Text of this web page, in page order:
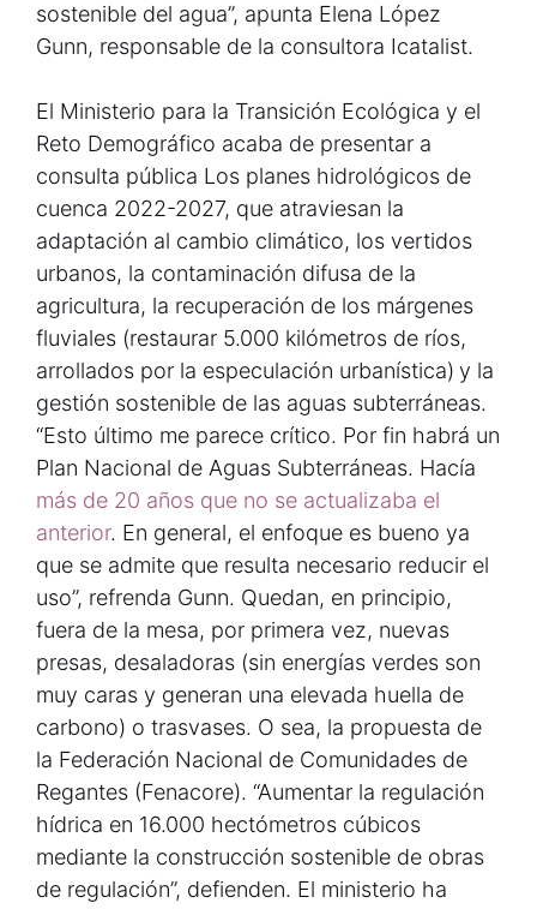
sostenible del agua”, apunta Elena López
Gunn, responsable de la consultora Icatalist.
El Ministerio para la Transición Ecológica y el
Reto Demográfico acaba de presentar a
consulta pública Los planes hidrológicos de
cuenca 2022-2027, que atraviesan la
adaptación al cambio climático, los vertidos
urbanos, la contaminación difusa de la
agricultura, la recuperación de los márgenes
fluviales (restaurar 5.000 kilómetros de ríos,
arrollados por la especulación urbanística) y la
gestión sostenible de las aguas subterráneas.
“Esto último me parece crítico. Por fin habrá un
Plan Nacional de Aguas Subterráneas. Hacía
más de 20 años que no se actualizaba el
anterior. En general, el enfoque es bueno ya
que se admite que resulta necesario reducir el
uso”, refrenda Gunn. Quedan, en principio,
fuera de la mesa, por primera vez, nuevas
presas, desaladoras (sin energías verdes son
muy caras y generan una elevada huella de
carbono) o trasvases. O sea, la propuesta de
la Federación Nacional de Comunidades de
Regantes (Fenacore). “Aumentar la regulación
hídrica en 16.000 hectómetros cúbicos
mediante la construcción sostenible de obras
de regulación”, defienden. El ministerio ha